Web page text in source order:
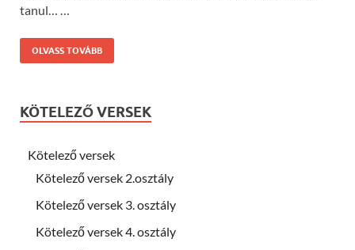
tanul… …
OLVASS TOVÁBB
KÖTELEZŐ VERSEK
Kötelező versek
Kötelező versek 2.osztály
Kötelező versek 3. osztály
Kötelező versek 4. osztály